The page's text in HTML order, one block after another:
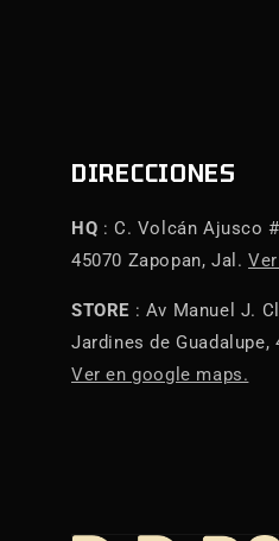
DIRECCIONES
HQ : C. Volcán Ajusco
45070 Zapopan, Jal.
STORE : Av Manuel J.
Jardines de Guadalupe,
Ver en google maps.